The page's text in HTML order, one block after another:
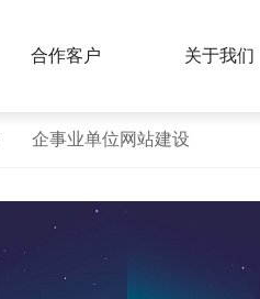
合作客户 关于我们
企事业单位网站建设